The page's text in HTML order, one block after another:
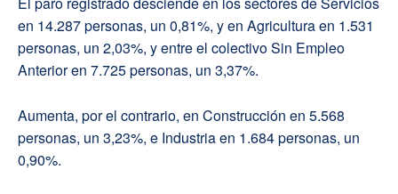
en 14.287 personas, un 0,81%, y en Agricultura en 1.531
personas, un 2,03%, y entre el colectivo Sin Empleo
Anterior en 7.725 personas, un 3,37%.
Aumenta, por el contrario, en Construcción en 5.568
personas, un 3,23%, e Industria en 1.684 personas, un
0,90%.